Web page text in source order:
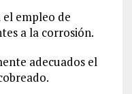
el empleo de
a la corrosión.
adecuados el